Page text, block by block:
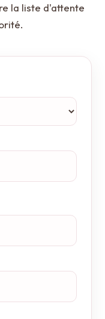
la liste d'attente